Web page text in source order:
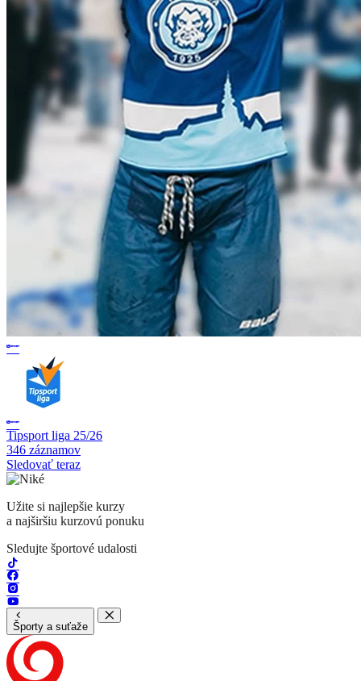
Tipsport liga 25/26
346 záznamov
Sledovať teraz
Užite si najlepšie kurzy
a najširšiu kurzovú ponuku
Sledujte športové udalosti
Športy a suťaže